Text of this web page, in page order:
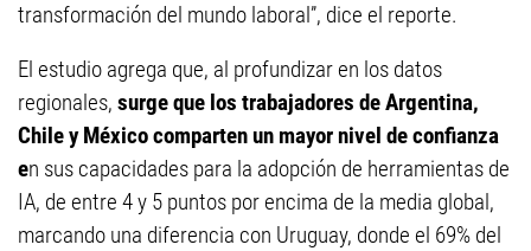
transformación del mundo laboral”, dice el reporte.
El estudio agrega que, al profundizar en los datos
regionales, surge que los trabajadores de Argentina,
Chile y México comparten un mayor nivel de confianza
en sus capacidades para la adopción de herramientas de
IA, de entre 4 y 5 puntos por encima de la media global,
marcando una diferencia con Uruguay, donde el 69% del